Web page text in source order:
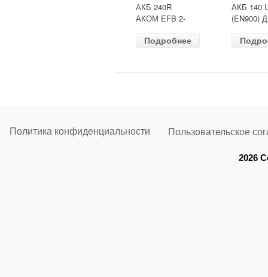
АКБ 240R
АКОМ EFB 2-
(EN1500) ДШВ
Подробнее
АКБ 140
(EN900)
залит
Политика конфиденциальности Пользовательское
2026